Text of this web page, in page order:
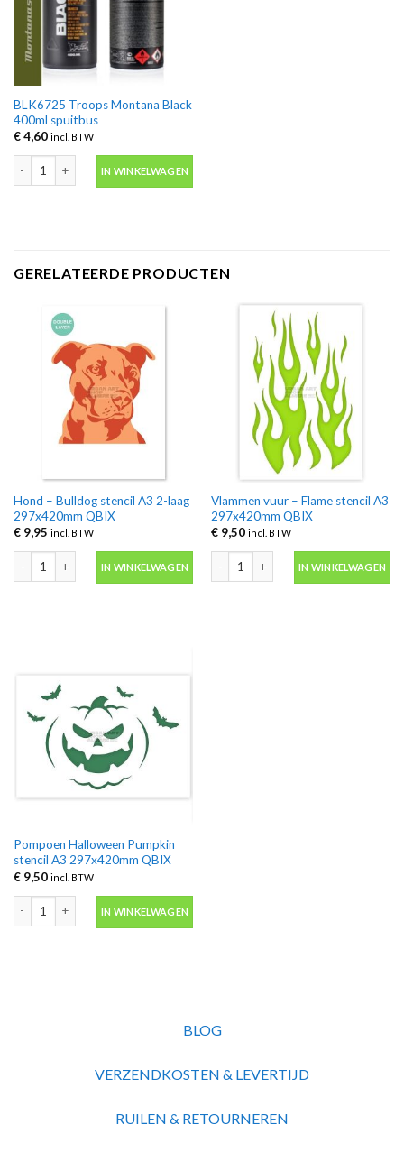
BLK6725 Troops Montana Black
400ml spuitbus
€4,60 incl. BTW
IN WINKELWAGEN
GERELATEERDE PRODUCTEN
Hond – Bulldog stencil A3 2-laag
297x420mm QBIX
€9,95 incl. BTW
Hond – Bulldog stencil A3 2-laag 297x420mm QBIX aantal
IN WINKELWAGEN
Vlammen vuur – Flame stencil A3
297x420mm QBIX
€9,50 incl. BTW
Vlammen vuur – Flame stencil A3
IN WINKELWAGEN
Pompoen Halloween Pumpkin
stencil A3 297x420mm QBIX
€9,50 incl. BTW
IN WINKELWAGEN
BLOG
VERZENDKOSTEN & LEVERTIJD
RUILEN & RETOURNEREN